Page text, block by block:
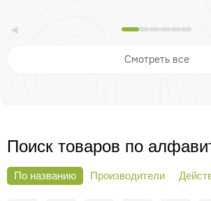
Смотреть все
Поиск товаров по
По названию Производители